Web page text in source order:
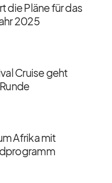
die Pläne für das
2025
Cruise geht
Afrika mit